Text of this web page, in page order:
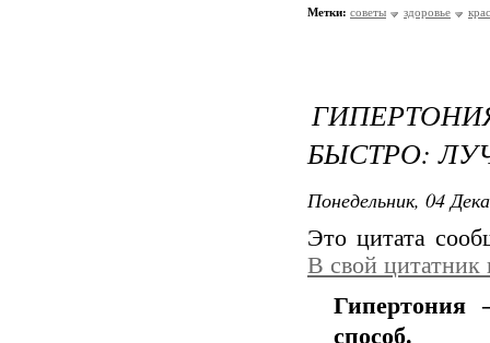
Метки: советы здоровье
БЫСТРО:
Понедельник, 04
Это цитата
В свой цитатник
Гипертония
способ.